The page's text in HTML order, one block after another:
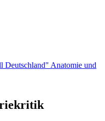
Anatomie und